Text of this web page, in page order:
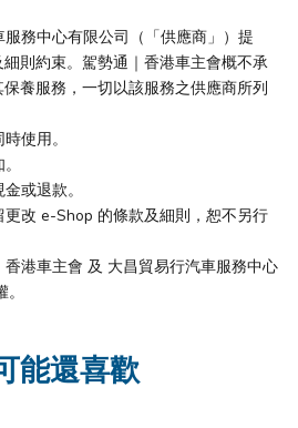
務中心有限公司（「供應商」）提
則約束。駕勢通｜香港車主會概不承
養服務，一切以該服務之供應商所列
使用。
或退款。
改 e-Shop 的條款及細則，恕不另行
港車主會 及 大昌貿易行汽車服務中心
能還喜歡